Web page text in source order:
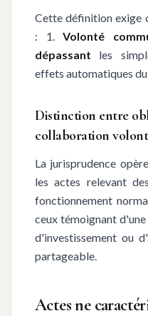
Cette définition exige
: 1.Volonté
dépassant les
effets automatiques
Distinction entre
collaboration
La jurisprudence
les actes relevant
fonctionnement
ceux témoignant
d'investissement ou
partageable.
Actes ne